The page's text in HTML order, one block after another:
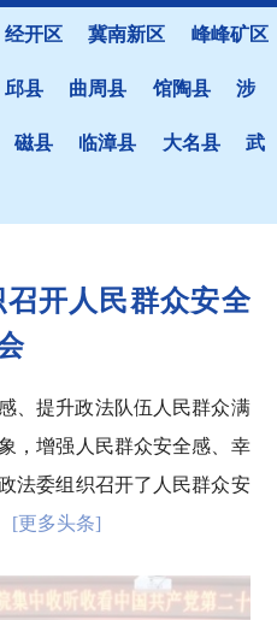
经开区 冀南新区 峰峰矿区
邱县 曲周县 馆陶县 涉
磁县 临漳县 大名县 武
开人民群众安全
、提升政法队伍人民群众满
，增强人民群众安全感、幸
法委组织召开了人民群众安
[更多头条]